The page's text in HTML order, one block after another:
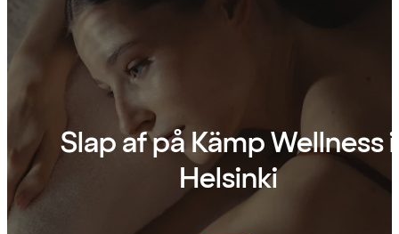
Slap af på Kämp Wellness i
Helsinki